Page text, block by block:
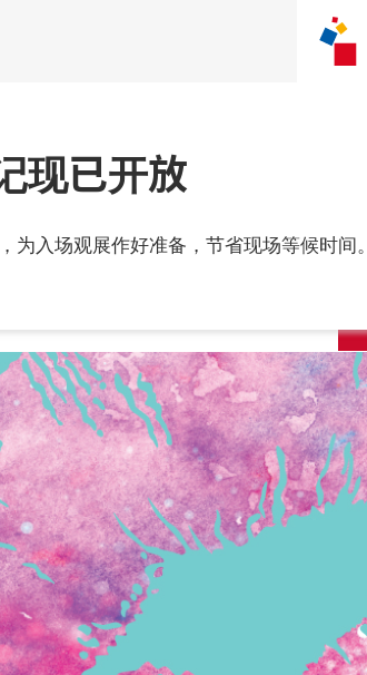
现已开放
为入场观展作好准备，节省现场等候时间。
2026年6月9至11日